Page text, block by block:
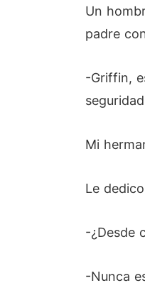
Un
padre
-Griffin,
Mi
Le
-¿Desde
-Nunca